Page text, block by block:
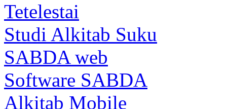
Tetelestai
Studi Alkitab Suku
SABDA web
Software SABDA
Alkitab Mobile